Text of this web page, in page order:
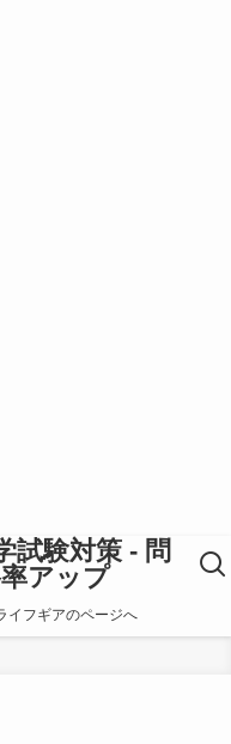
試験対策 - 問
アップ
イフギアのページへ